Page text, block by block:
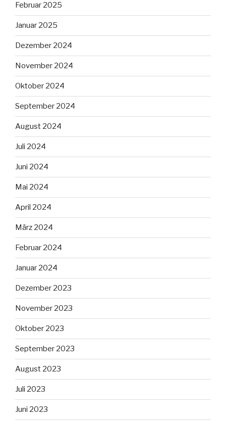
Februar 2025
Januar 2025
Dezember 2024
November 2024
Oktober 2024
September 2024
August 2024
Juli 2024
Juni 2024
Mai 2024
April 2024
März 2024
Februar 2024
Januar 2024
Dezember 2023
November 2023
Oktober 2023
September 2023
August 2023
Juli 2023
Juni 2023